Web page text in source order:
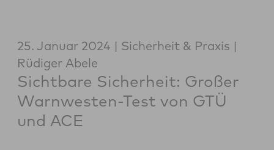
25. Januar 2024
Sicherheit & Praxis
Rüdiger Abele
Sichtbare Sicherheit: Großer
Warnwesten-Test von GTÜ
und ACE